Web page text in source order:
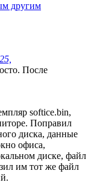
другим
После
softice.bin,
Поправил
диска, данные
офиса,
диске, файл
им тот же файл